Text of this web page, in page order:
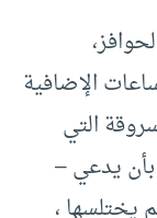
الإضافية
التي
يدعي –
يختلسها ،